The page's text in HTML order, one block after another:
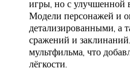
игры, но с улучшенной
Модели персонажей и
детализированными, а
сражений и
мультфильма, что
лёгкости.